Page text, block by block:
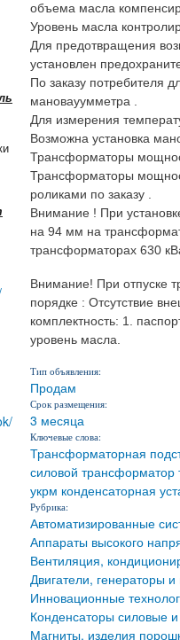
объема масла
Уровень масла
Для предотвращения
установлен
По заказу потребителя
мановауумметра .
Для измерения
Возможна установка
Трансформаторы
Трансформаторы
роликами по заказу .
Внимание ! При
на 94 мм на
трансформаторах 630
Внимание! При отпуске
порядке : Отсутствие
комплектность: 1.
уровень масла.
Тип объявления:
Продам
Срок размещения:
3 месяца
Ключевые слова:
Трансформаторная
силовой трансформатор
укрм конденсаторная
Рубрика:
Автоматизированные
Аппараты высокого
Вентиляция,
Двигатели, генераторы
Инновационные
Конденсаторы силовые
Магниты, изделия